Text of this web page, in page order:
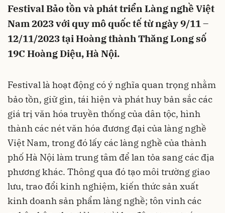
Festival Bảo tồn và phát triển Làng nghề Việt
Nam 2023 với quy mô quốc tế từ ngày 9/11 –
12/11/2023 tại Hoàng thành Thăng Long số
19C Hoàng Diệu, Hà Nội.
Festival là hoạt động có ý nghĩa quan trọng nhằm
bảo tồn, giữ gìn, tái hiện và phát huy bản sắc các
giá trị văn hóa truyền thống của dân tộc, hình
thành các nét văn hóa đương đại của làng nghề
Việt Nam, trong đó lấy các làng nghề của thành
phố Hà Nội làm trung tâm để lan tỏa sang các địa
phương khác. Thông qua đó tạo môi trường giao
lưu, trao đổi kinh nghiệm, kiến thức sản xuất
kinh doanh sản phẩm làng nghề; tôn vinh các